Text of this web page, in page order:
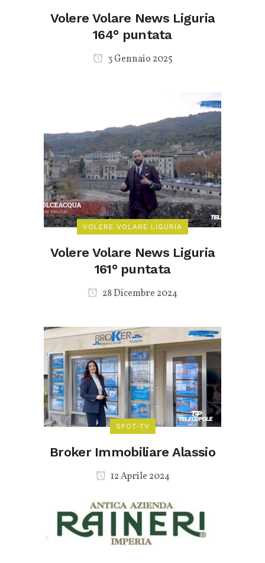
Volere Volare News Liguria
164° puntata
3 Gennaio 2025
VOLERE VOLARE LIGURIA
Volere Volare News Liguria
161° puntata
28 Dicembre 2024
SPOT-TV
Broker Immobiliare Alassio
12 Aprile 2024